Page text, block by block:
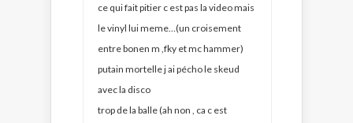
ce qui fait pitier c est pas la video mais
le vinyl lui meme…(un croisement
entre bonen m ,fky et mc hammer)
putain mortelle j ai pécho le skeud
avec la disco
trop de la balle (ah non , ca c est